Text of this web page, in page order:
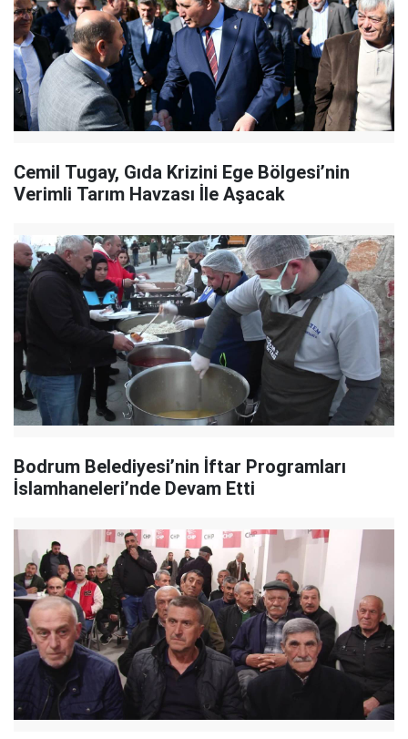
Cemil Tugay, Gıda Krizini Ege Bölgesi’nin
Verimli Tarım Havzası İle Aşacak
Bodrum Belediyesi’nin İftar Programları
İslamhaneleri’nde Devam Etti